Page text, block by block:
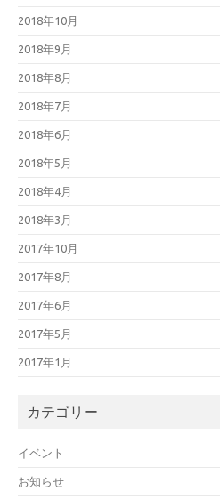
2018年10月
2018年9月
2018年8月
2018年7月
2018年6月
2018年5月
2018年4月
2018年3月
2017年10月
2017年8月
2017年6月
2017年5月
2017年1月
カテゴリー
イベント
お知らせ